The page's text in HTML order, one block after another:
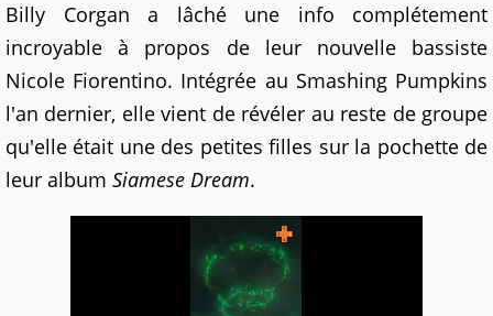
Billy Corgan a lâché une info complétement
incroyable à propos de leur nouvelle bassiste
Nicole Fiorentino. Intégrée au Smashing Pumpkins
l'an dernier, elle vient de révéler au reste de groupe
qu'elle était une des petites filles sur la pochette de
leur album Siamese Dream.